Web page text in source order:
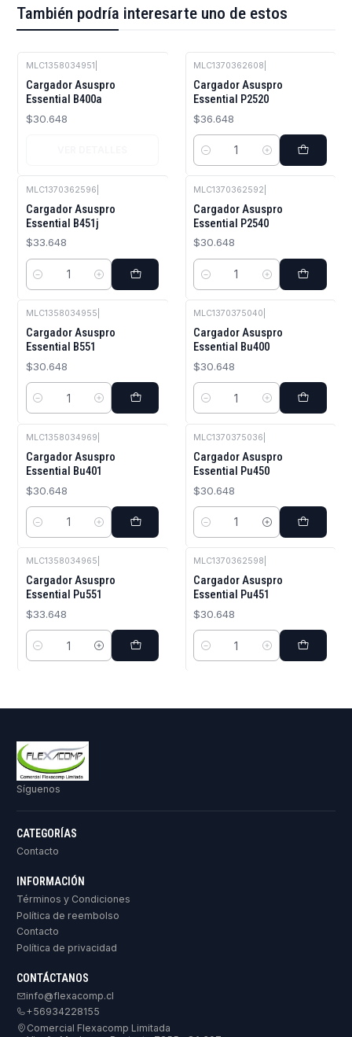
También podría interesarte uno de estos
MLC1358034951
Cargador Asuspro
Essential B400a
$30.648
MLC1370362608
Cargador Asuspro
Essential P2520
$36.648
Cantidad
MLC1370362596
Cargador Asuspro
Essential B451j
$33.648
Cantidad
MLC1370362592
Cargador Asuspro
Essential P2540
$30.648
Cantidad
MLC1358034955
Cargador Asuspro
Essential B551
$30.648
Cantidad
MLC1370375040
Cargador Asuspro
Essential Bu400
$30.648
Cantidad
MLC1358034969
Cargador Asuspro
Essential Bu401
$30.648
Cantidad
MLC1370375036
Cargador Asuspro
Essential Pu450
$30.648
Cantidad
MLC1358034965
Cargador Asuspro
Essential Pu551
$33.648
Cantidad
MLC1370362598
Cargador Asuspro
Essential Pu451
$30.648
Cantidad
Síguenos
CATEGORÍAS
Contacto
INFORMACIÓN
Términos y Condiciones
Política de reembolso
Contacto
Política de privacidad
CONTÁCTANOS
info@flexacomp.cl
+56934228155
Comercial Flexacomp Limitada